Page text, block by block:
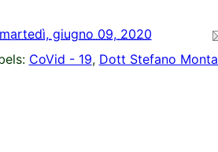
martedì, giugno 09, 2020
CoVid - 19, Dott Stefano